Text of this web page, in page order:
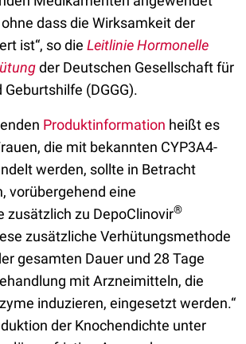
dass die Wirksamkeit der
ist“, so die Leitlinie Hormonelle
der Deutschen Gesellschaft für
(DGGG).
Produktinformation heißt es
die mit bekannten CYP3A4-
werden, sollte in Betracht
vorübergehend eine
zusätzlich zu DepoClinovir®
zusätzliche Verhütungsmethode
gesamten Dauer und 28 Tage
mit Arzneimitteln, die
induzieren, eingesetzt werden.“
der Knochendichte unter